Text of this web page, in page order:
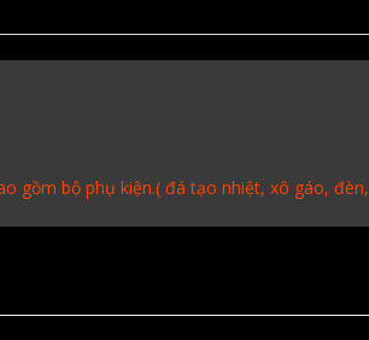
gồm bộ phụ kiện.( đá tạo nhiệt, xô gáo,